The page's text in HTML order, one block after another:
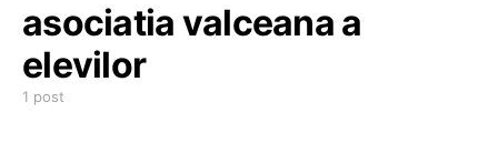
asociatia valceana a
elevilor
1 post